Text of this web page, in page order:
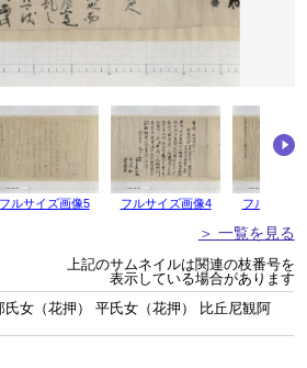
フルサイズ画像5 フルサイズ画像4 フルサイズ
＞ 一覧を見る
上記のサムネイルは関連の枝番号を
表示している場合があります
氏女（花押） 平氏女（花押） 比丘尼観阿